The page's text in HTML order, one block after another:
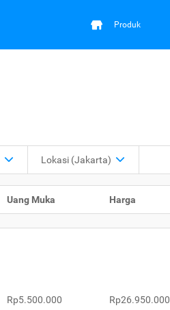
Produk
Lokasi (Jakarta)
Uang Muka Harga
Rp5.500.000 Rp26.950.000